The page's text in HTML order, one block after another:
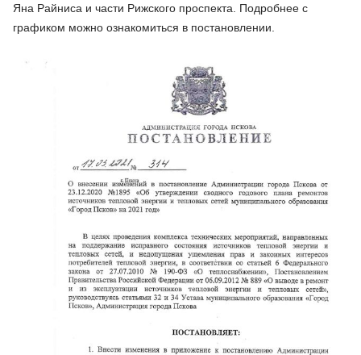
Яна Райниса и части Рижского проспекта. Подробнее с
графиком можно ознакомиться в постановлении.